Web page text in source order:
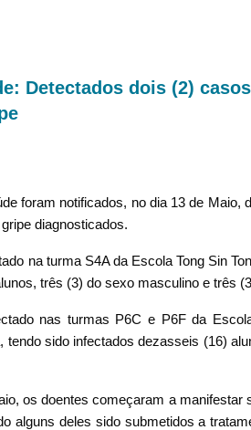
Detectados dois (2)
foram notificados, no dia 13 de
diagnosticados.
na turma S4A da Escola Tong Sin
três (3) do sexo masculino e três
nas turmas P6C e P6F da
tendo sido infectados dezasseis (16)
os doentes começaram a
alguns deles sido submetidos a